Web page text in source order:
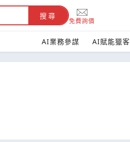
搜尋
免費詢價
AI業務參謀 AI賦能獵客